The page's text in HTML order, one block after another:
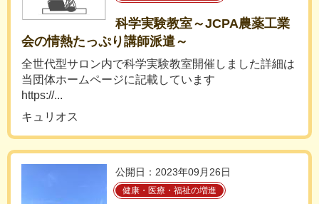
科学実験教室～JCPA農薬工業
会の情熱たっぷり講師派遣～
全世代型サロン内で科学実験教室開催しました詳細は
当団体ホームページに記載しています
https://...
キュリオス
公開日：2023年09月26日
健康・医療・福祉の増進